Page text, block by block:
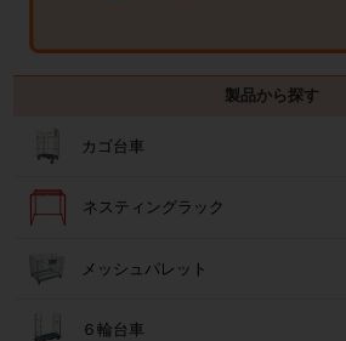
製品から探す
カゴ台車
ネスティングラック
メッシュパレット
６輪台車